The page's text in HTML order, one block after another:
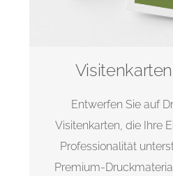
Entwerfen Sie auf
Visitenkarten, die Ihre
Professionalität
Premium-